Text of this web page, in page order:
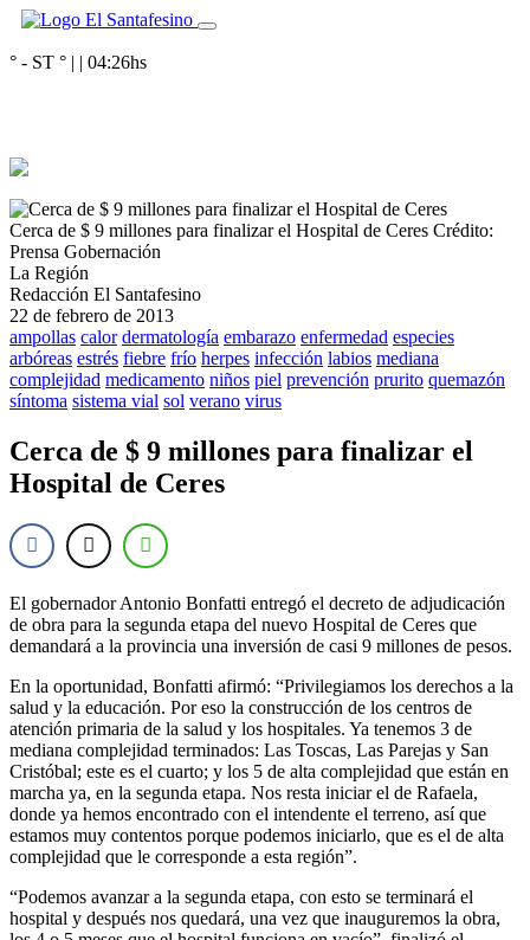
° - ST ° | | 04:26hs
Cerca de $ 9 millones para finalizar el Hospital de Ceres Crédito:
Prensa Gobernación
La Región
Redacción El Santafesino
22 de febrero de 2013
ampollas calor dermatología embarazo enfermedad especies
arbóreas estrés fiebre frío herpes infección labios mediana
complejidad medicamento niños piel prevención prurito quemazón
síntoma sistema vial sol verano virus
Cerca de $ 9 millones para finalizar el
Hospital de Ceres
El gobernador Antonio Bonfatti entregó el decreto de adjudicación
de obra para la segunda etapa del nuevo Hospital de Ceres que
demandará a la provincia una inversión de casi 9 millones de pesos.
En la oportunidad, Bonfatti afirmó: “Privilegiamos los derechos a la
salud y la educación. Por eso la construcción de los centros de
atención primaria de la salud y los hospitales. Ya tenemos 3 de
mediana complejidad terminados: Las Toscas, Las Parejas y San
Cristóbal; este es el cuarto; y los 5 de alta complejidad que están en
marcha ya, en la segunda etapa. Nos resta iniciar el de Rafaela,
donde ya hemos encontrado con el intendente el terreno, así que
estamos muy contentos porque podemos iniciarlo, que es el de alta
complejidad que le corresponde a esta región”.
“Podemos avanzar a la segunda etapa, con esto se terminará el
hospital y después nos quedará, una vez que inauguremos la obra,